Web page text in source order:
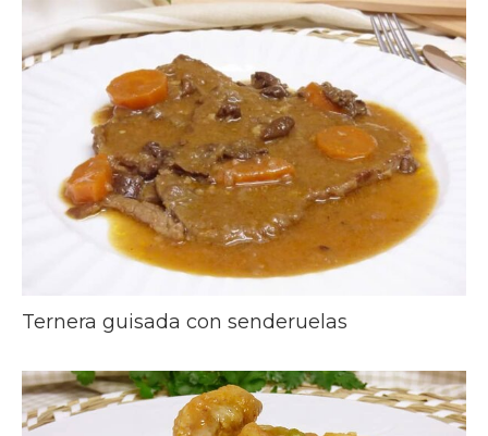
Ternera guisada con senderuelas